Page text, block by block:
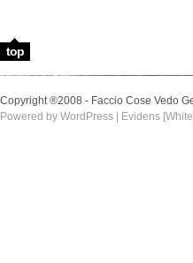
top
Copyright ®2008 - Faccio Cose Vedo
Powered by WordPress | Evidens